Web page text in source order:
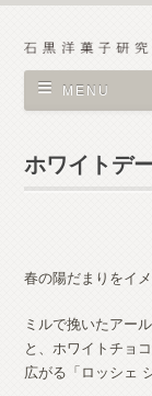
MENU
ホワイトデ
春の陽だまりをイ
ミルで挽いたアー
と、ホワイトチョ
広がる「ロッシェ